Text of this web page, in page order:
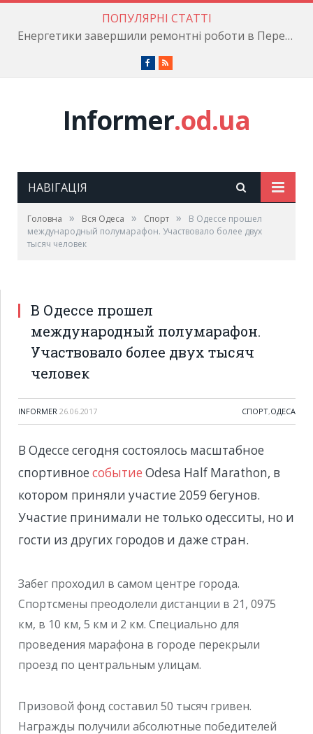
ПОПУЛЯРНІ СТАТТІ
Енергетики завершили ремонтні роботи в Пересипському районі
Facebook
RSS
Informer.od.ua
НАВІГАЦІЯ
Головна » Вся Одеса » Cпорт »
В Одессе прошел
международный полумарафон. Участвовало более двух
тысяч человек
В Одессе прошел
международный полумарафон.
Участвовало более двух тысяч
человек
INFORMER 26.06.2017 CПОРТ,ОДЕСА
В Одессе сегодня состоялось масштабное
спортивное событие Odesa Half Marathon, в
котором приняли участие 2059 бегунов.
Участие принимали не только одесситы, но и
гости из других городов и даже стран.
Забег проходил в самом центре города.
Спортсмены преодолели дистанции в 21, 0975
км, в 10 км, 5 км и 2 км. Специально для
проведения марафона в городе перекрыли
проезд по центральным улицам.
Призовой фонд составил 50 тысяч гривен.
Награжды получили абсолютные победителей